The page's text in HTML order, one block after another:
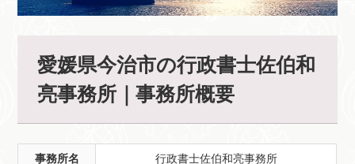
愛媛県今治市の行政書士佐伯和
亮事務所｜事務所概要
事務所名 行政書士佐伯和亮事務所